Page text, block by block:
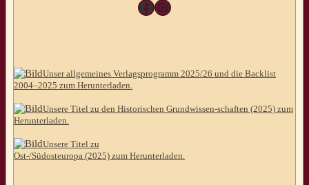
Facebook
Instagram
Unser allgemeines Verlagsprogramm 2025/26 und die Backlist
2004–2025 zum Herunterladen.
Unsere Titel zu den Historischen Grundwissen-schaften (2025) zum
Herunterladen.
Unsere Titel zu
Ost-/Südosteuropa (2025) zum Herunterladen.